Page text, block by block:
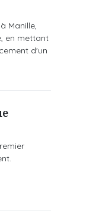
Manille,
en mettant
d'un